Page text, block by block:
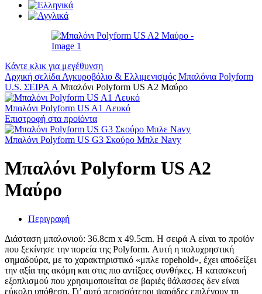
Κάντε κλικ για μεγέθυνση
Αρχική σελίδα Αγκυροβόλιο & Ελλιμενισμός Μπαλόνια Polyform
U.S. ΣΕΙΡΑ A Μπαλόνι Polyform US A2 Μαύρο
Μπαλόνι Polyform US A1 Λευκό
Επιστροφή στα προϊόντα
Μπαλόνι Polyform US G3 Σκούρο Μπλε Navy
Μπαλόνι Polyform US A2
Μαύρο
Περιγραφή
Διάσταση μπαλονιού: 36.8cm x 49.5cm. Η σειρά A είναι το προϊόν
που ξεκίνησε την πορεία της Polyform. Αυτή η πολυχρηστική
σημαδούρα, με το χαρακτηριστικό «μπλε ropehold», έχει αποδείξει
την αξία της ακόμη και στις πιο αντίξοες συνθήκες. Η κατασκευή
εξοπλισμού που χρησιμοποιείται σε βαριές θάλασσες δεν είναι
εύκολη υπόθεση. Γι’ αυτό περισσότεροι ψαράδες επιλέγουν τη